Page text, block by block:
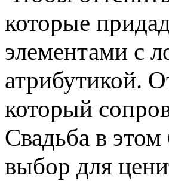
которые
элементами с
атрибутикой.
который
Свадьба в
выбор для